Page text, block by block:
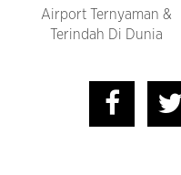
Airport Ternyaman &
Terindah Di Dunia